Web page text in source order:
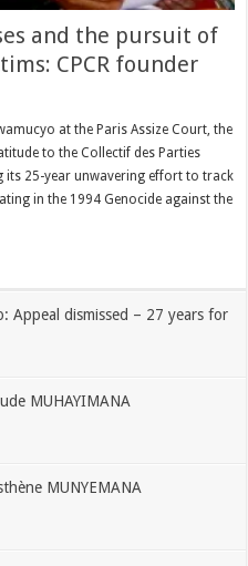
and the pursuit of
CPCR founder
at the Paris Assize Court, the
to the Collectif des Parties
its 25-year unwavering effort to track
in the 1994 Genocide against the
Appeal dismissed – 27 years for
MUHAYIMANA
MUNYEMANA